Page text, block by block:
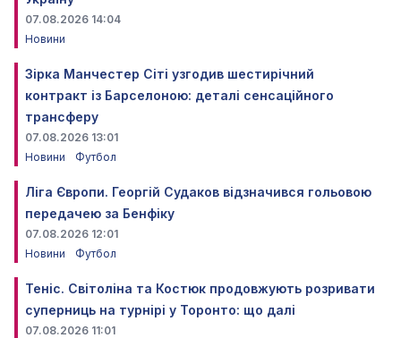
07.08.2026 14:04
Новини
Зірка Манчестер Сіті узгодив шестирічний
контракт із Барселоною: деталі сенсаційного
трансферу
07.08.2026 13:01
Новини
Футбол
Ліга Європи. Георгій Судаков відзначився гольовою
передачею за Бенфіку
07.08.2026 12:01
Новини
Футбол
Теніс. Світоліна та Костюк продовжують розривати
суперниць на турнірі у Торонто: що далі
07.08.2026 11:01